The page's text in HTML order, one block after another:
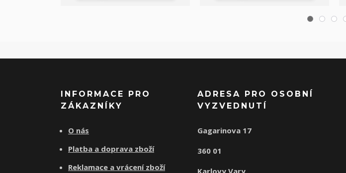
INFORMACE PRO
ZÁKAZNÍKY
O nás
Platba a doprava zboží
Reklamace a vrácení zboží
ADRESA PRO OSOBNÍ
VYZVEDNUTÍ
Gagarinova 17
360 01
Karlovy Vary